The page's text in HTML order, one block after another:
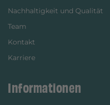
Nachhaltigkeit und Qualität
Team
Kontakt
Karriere
Informationen